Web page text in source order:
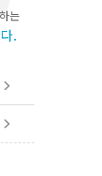
는
.